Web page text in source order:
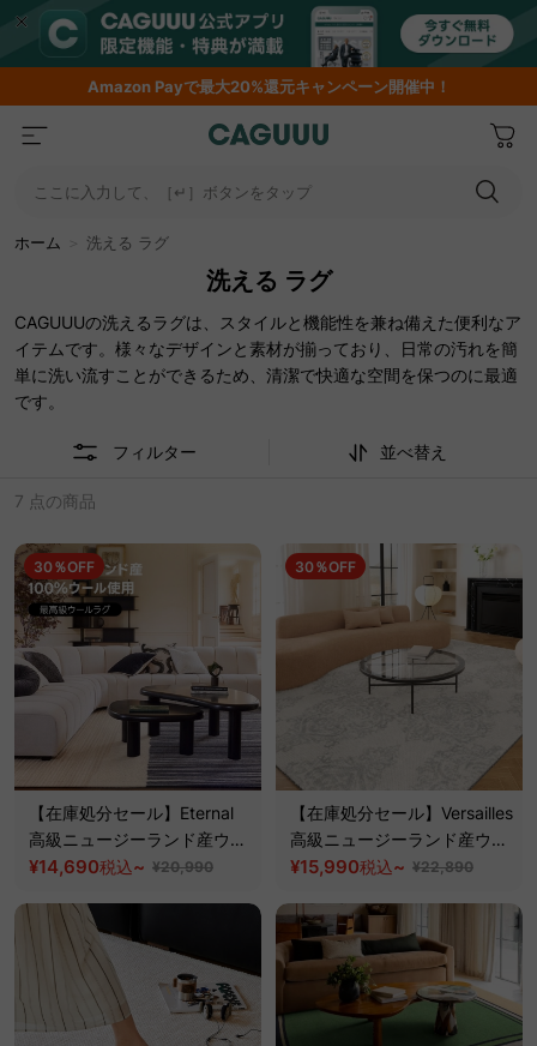
AmazonPayで最大20%還元キャンペーン開催中！
ここに入力して、［↵］ボタンをタップ
ホーム 洗える ラグ
洗える ラグ
CAGUUUの洗えるラグは、スタイルと機能性を兼ね備えた便利なア
イテムです。様々なデザインと素材が揃っており、日常の汚れを簡
単に洗い流すことができるため、清潔で快適な空間を保つのに最適
です。
フィルター 並べ替え
7 点の商品
30％OFF
【在庫処分セール】Eternal
高級ニュージーランド産ウー
ルラグ
¥14,690税込~ ¥20,990
30％OFF
【在庫処分セール】Versailles
高級ニュージーランド産ウー
ルラグ
¥15,990税込~ ¥22,890